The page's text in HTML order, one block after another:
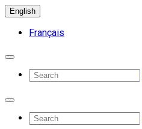
English
Français